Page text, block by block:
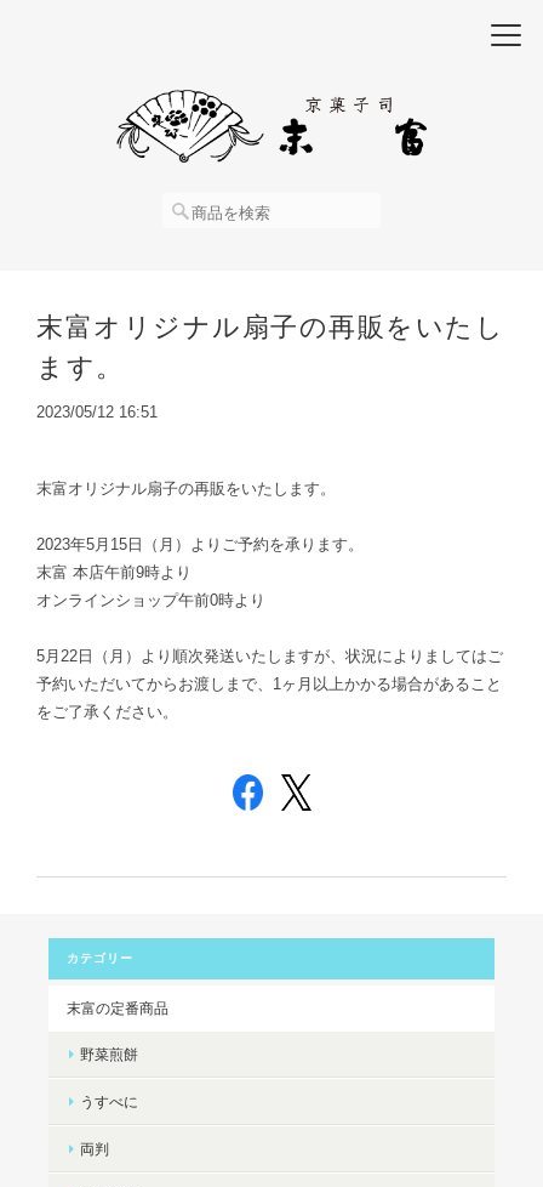
末富オリジナル扇子の再販をいたし
ます。
2023/05/12 16:51
末富オリジナル扇子の再販をいたします。
2023年5月15日（月）よりご予約を承ります。
末富 本店午前9時より
オンラインショップ午前0時より
5月22日（月）より順次発送いたしますが、状況によりましてはご
予約いただいてからお渡しまで、1ヶ月以上かかる場合があること
をご了承ください。
カテゴリー
末富の定番商品
野菜煎餅
うすべに
両判